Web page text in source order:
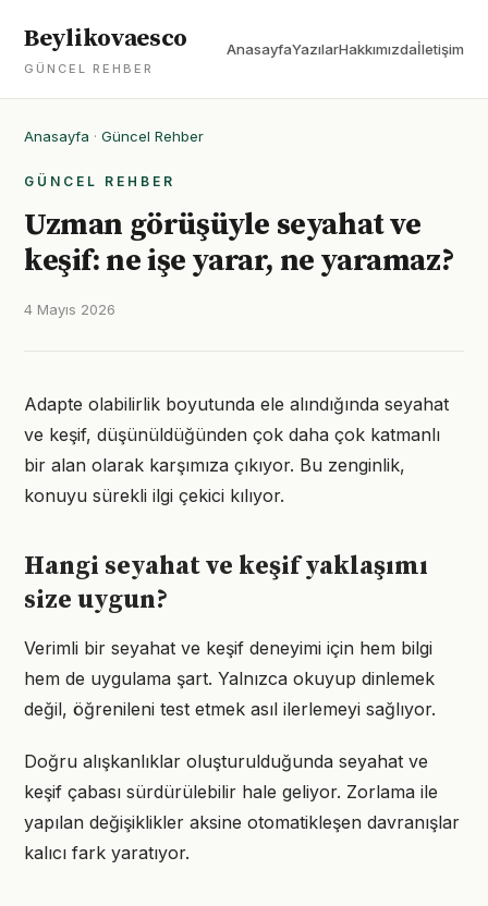
Beylikovaesco
GÜNCEL REHBER
AnasayfaYazılarHakkımızdaİletişim
Anasayfa · Güncel Rehber
GÜNCEL REHBER
Uzman görüşüyle seyahat ve
keşif: ne işe yarar, ne yaramaz?
4 Mayıs 2026
Adapte olabilirlik boyutunda ele alındığında seyahat
ve keşif, düşünüldüğünden çok daha çok katmanlı
bir alan olarak karşımıza çıkıyor. Bu zenginlik,
konuyu sürekli ilgi çekici kılıyor.
Hangi seyahat ve keşif yaklaşımı
size uygun?
Verimli bir seyahat ve keşif deneyimi için hem bilgi
hem de uygulama şart. Yalnızca okuyup dinlemek
değil, öğrenileni test etmek asıl ilerlemeyi sağlıyor.
Doğru alışkanlıklar oluşturulduğunda seyahat ve
keşif çabası sürdürülebilir hale geliyor. Zorlama ile
yapılan değişiklikler aksine otomatikleşen davranışlar
kalıcı fark yaratıyor.